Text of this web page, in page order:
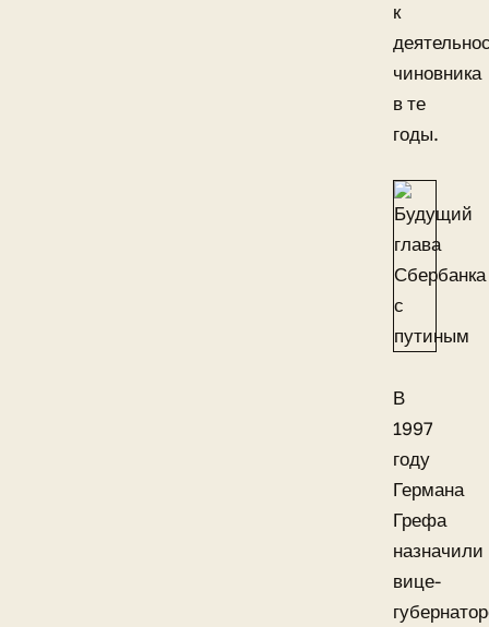
к
чиновника
в те
годы.
В
1997
году
Германа
Грефа
назначили
вице-